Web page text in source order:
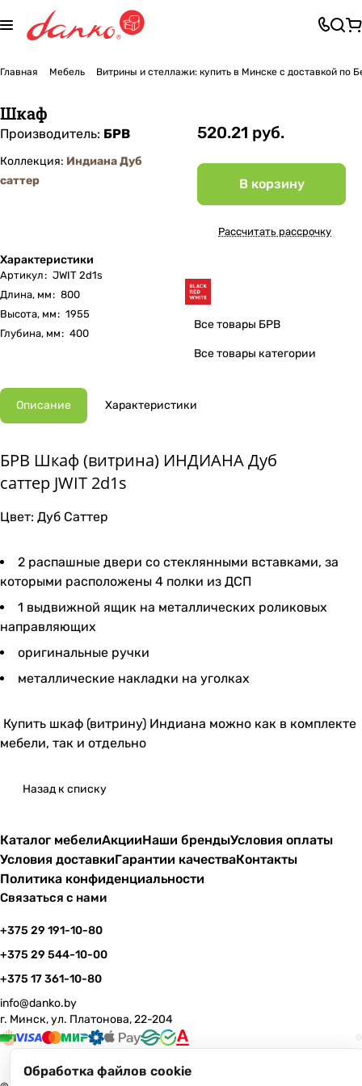
Главная Мебель Витрины и стеллажи: купить в Минске с доставкой по
Шкаф
Производитель: БРВ
Коллекция: Индиана Дуб
саттер
Характеристики
Артикул: JWIT 2d1s
Длина, мм: 800
Высота, мм: 1955
Глубина, мм: 400
520.21 руб.
В корзину
Рассчитать рассрочку
Все товары БРВ
Все товары категории
Описание Характеристики
БРВ Шкаф (витрина) ИНДИАНА Дуб
саттер JWIT 2d1s
Цвет: Дуб Саттер
2 распашные двери со стеклянными вставками, за
которыми расположены 4 полки из ДСП
1 выдвижной ящик на металлических роликовых
направляющих
оригинальные ручки
металлические накладки на уголках
Купить шкаф (витрину) Индиана можно как в комплекте
мебели, так и отдельно
Назад к списку
Каталог мебелиАкцииНаши брендыУсловия оплаты
Условия доставкиГарантии качестваКонтакты
Политика конфиденциальности
Связаться с нами
+375 29 191-10-80
+375 29 544-10-00
+375 17 361-10-80
info@danko.by
г. Минск, ул. Платонова, 22-204
Обработка файлов cookie